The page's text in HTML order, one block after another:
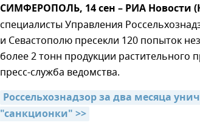
СИМФЕРОПОЛЬ, 14 cен – РИА Новости
специалисты Управления
и Севастополю пресекли 120 попыток
более 2 тонн продукции
пресс-служба ведомства.
Россельхознадзор за два месяца
"санкционки" >>